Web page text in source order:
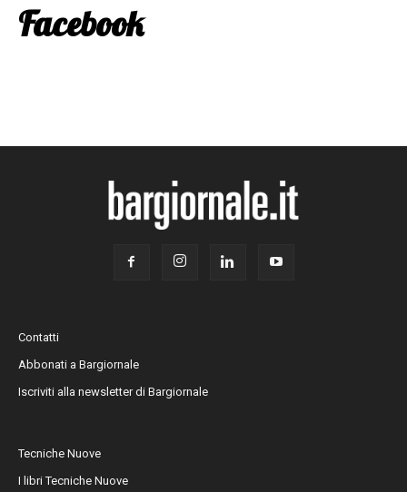
Facebook
Contatti
Abbonati a Bargiornale
Iscriviti alla newsletter di Bargiornale
Tecniche Nuove
I libri Tecniche Nuove